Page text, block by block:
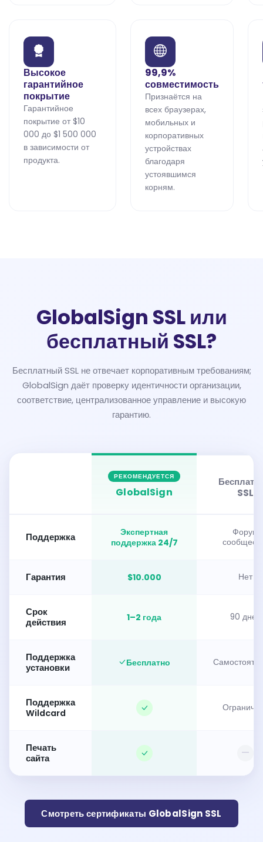
Высокое
гарантийное
покрытие
Гарантийное
покрытие от $10
000 до $1 500 000
в зависимости от
продукта.
99,9%
совместимость
Признаётся на
всех браузерах,
мобильных и
корпоративных
устройствах
благодаря
устоявшимся
корням.
GlobalSign SSL или
бесплатный SSL?
Бесплатный SSL не отвечает корпоративным требованиям;
GlobalSign даёт проверку идентичности организации,
соответствие, централизованное управление и высокую
гарантию.
РЕКОМЕНДУЕТСЯ
GlobalSign
SSL
Поддержка
Экспертная
поддержка 24/7
Форум
Гарантия $10.000 Нет
Срок
действия
1–2 года 90 дней
Поддержка
установки
Бесплатно
Поддержка
Wildcard
Печать
сайта
—
Смотреть сертификаты GlobalSign SSL